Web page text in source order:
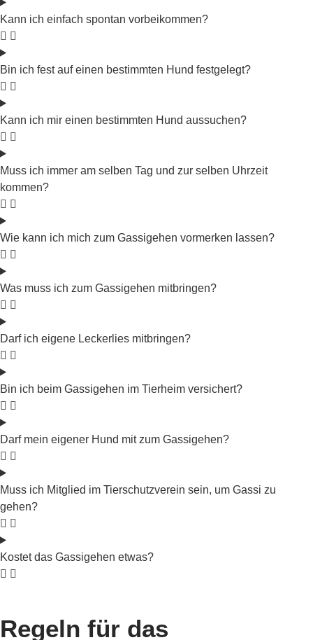
Kann ich einfach spontan vorbeikommen?
Bin ich fest auf einen bestimmten Hund festgelegt?
Kann ich mir einen bestimmten Hund aussuchen?
Muss ich immer am selben Tag und zur selben Uhrzeit
kommen?
Wie kann ich mich zum Gassigehen vormerken lassen?
Was muss ich zum Gassigehen mitbringen?
Darf ich eigene Leckerlies mitbringen?
Bin ich beim Gassigehen im Tierheim versichert?
Darf mein eigener Hund mit zum Gassigehen?
Muss ich Mitglied im Tierschutzverein sein, um Gassi zu
gehen?
Kostet das Gassigehen etwas?
Regeln für das